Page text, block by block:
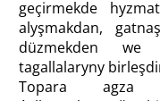
geçirmekde
alyşmakdan,
düzmekden we
tagallalaryny
Topara agza